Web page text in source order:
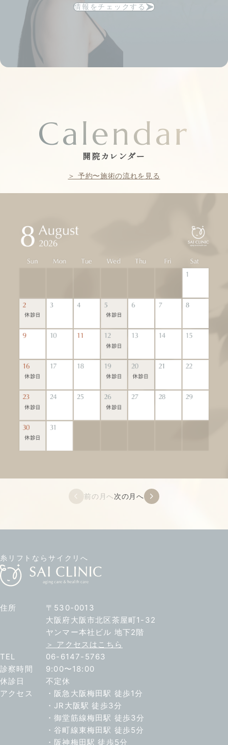
情報をチェックする
Calendar
開院カレンダー
＞ 予約〜施術の流れを見る
前の月へ次の月へ
糸リフトならサイクリへ
住所
〒530-0013
大阪府大阪市北区茶屋町1-32
ヤンマー本社ビル 地下2階
＞ アクセスはこちら
TEL
06-6147-5763
診察時間
9:00〜18:00
休診日
不定休
アクセス
・阪急大阪梅田駅 徒歩1分
・JR大阪駅 徒歩3分
・御堂筋線梅田駅 徒歩3分
・谷町線東梅田駅 徒歩5分
・阪神梅田駅 徒歩5分